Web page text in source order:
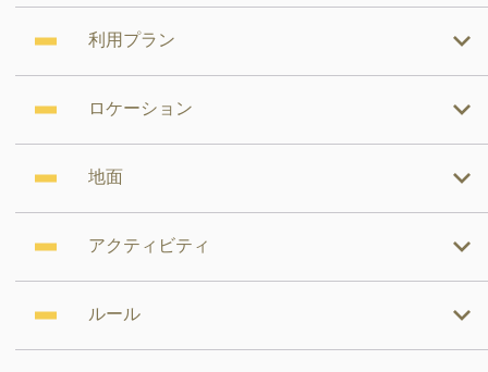
利用プラン
ロケーション
地面
アクティビティ
ルール